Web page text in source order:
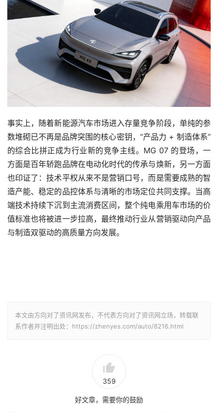
事实上，随着新能源汽车市场进入存量竞争阶段，单纯的参
数堆砌已不再是品牌突围的核心密钥，“产品力 + 制造体系”
的综合比拼正成为行业新的竞争主线。MG 07 的登场，一
方面是百年轿跑品牌在电动化时代的传承与焕新，另一方面
也印证了：技术平权从来不是营销口号，而是需要成熟的智
造产能、稳定的品控体系与清晰的市场定位共同支撑。当高
端技术持续下沉到主流消费区间，整个纯电乘用车市场的价
值标准也将被进一步拉高，最终推动行业从营销驱动向产品
与制造双驱动的高质量方向发展。
本文由方向对了资讯网发布，不代表方向对了资讯网立场，转载联
系作者并注明出处：https://zhenyes.com/auto/8216.html
359
好文章，需要你的鼓励